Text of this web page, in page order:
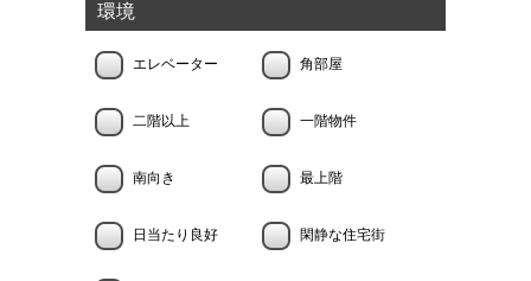
環境
エレベーター 角部屋
二階以上 一階物件
南向き 最上階
日当たり良好 閑静な住宅街